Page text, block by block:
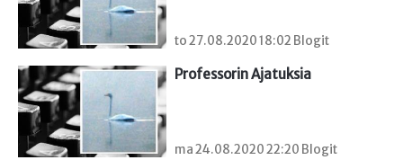
to 27.08.2020 18:02 Blogit
Professorin Ajatuksia
ma 24.08.2020 22:20 Blogit